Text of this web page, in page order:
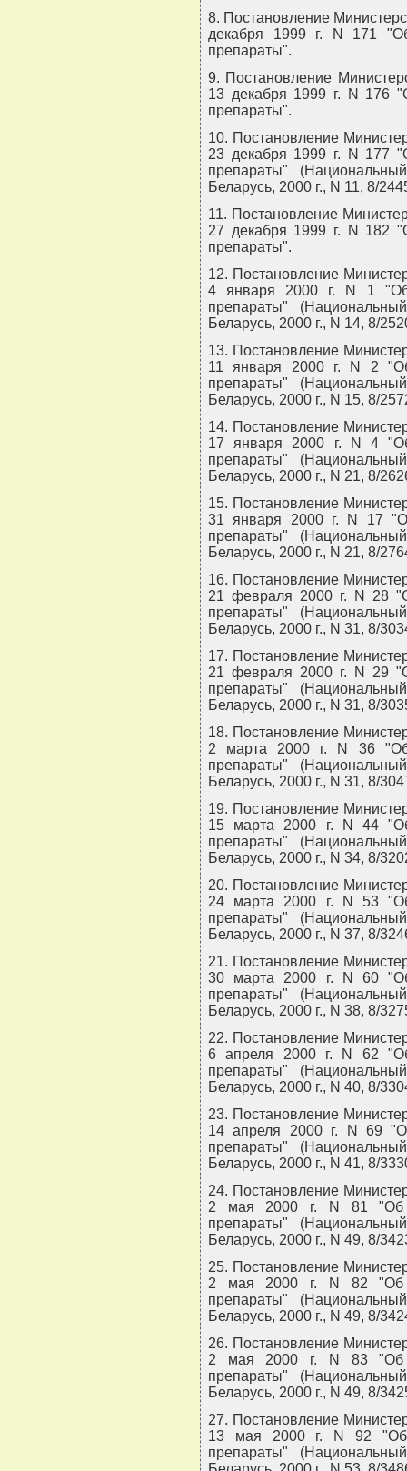
8. Постановление
декабря 1999 г. N 171
препараты".
9. Постановление
13 декабря 1999 г. N 176
препараты".
10. Постановление
23 декабря 1999 г. N 177
препараты"
Беларусь, 2000 г., N 11, 8/
11. Постановление
27 декабря 1999 г. N 182
препараты".
12. Постановление
4 января 2000 г. N 1 "Об
препараты"
Беларусь, 2000 г., N 14, 8/
13. Постановление
11 января 2000 г. N 2
препараты"
Беларусь, 2000 г., N 15, 8/
14. Постановление
17 января 2000 г. N 4
препараты"
Беларусь, 2000 г., N 21, 8/
15. Постановление
31 января 2000 г. N 17
препараты"
Беларусь, 2000 г., N 21, 8/
16. Постановление
21 февраля 2000 г. N 28
препараты"
Беларусь, 2000 г., N 31, 8/
17. Постановление
21 февраля 2000 г. N 29
препараты"
Беларусь, 2000 г., N 31, 8/
18. Постановление
2 марта 2000 г. N 36 "Об
препараты"
Беларусь, 2000 г., N 31, 8/
19. Постановление
15 марта 2000 г. N 44
препараты"
Беларусь, 2000 г., N 34, 8/
20. Постановление
24 марта 2000 г. N 53
препараты"
Беларусь, 2000 г., N 37, 8/
21. Постановление
30 марта 2000 г. N 60
препараты"
Беларусь, 2000 г., N 38, 8/
22. Постановление
6 апреля 2000 г. N 62
препараты"
Беларусь, 2000 г., N 40, 8/
23. Постановление
14 апреля 2000 г. N 69
препараты"
Беларусь, 2000 г., N 41, 8/
24. Постановление
2 мая 2000 г. N 81 "Об
препараты"
Беларусь, 2000 г., N 49, 8/
25. Постановление
2 мая 2000 г. N 82 "Об
препараты"
Беларусь, 2000 г., N 49, 8/
26. Постановление
2 мая 2000 г. N 83 "Об
препараты"
Беларусь, 2000 г., N 49, 8/
27. Постановление
13 мая 2000 г. N 92 "Об
препараты"